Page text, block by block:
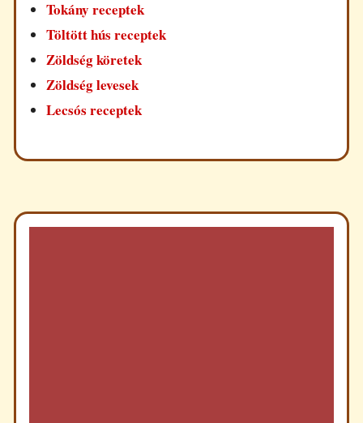
Tokány receptek
Töltött hús receptek
Zöldség köretek
Zöldség levesek
Lecsós receptek